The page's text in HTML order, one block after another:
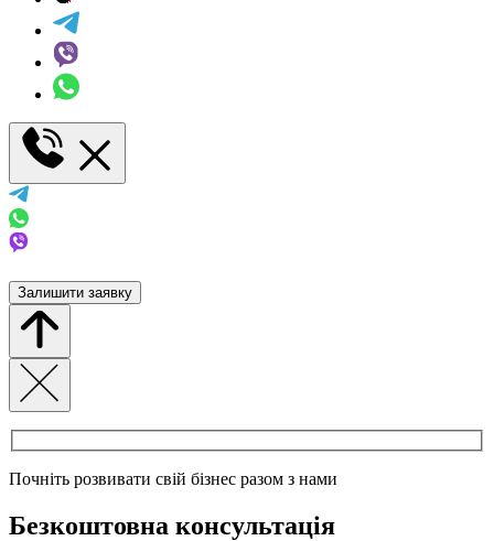
Залишити заявку
Почніть розвивати свій бізнес разом з нами
Безкоштовна консультація